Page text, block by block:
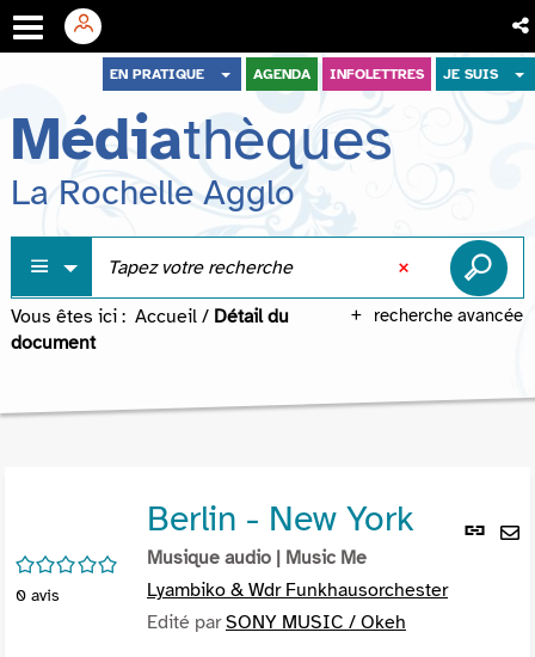
menu
contenu
recherche
EN PRATIQUE AGENDA INFOLETTRES JE SUIS
Médiathèques
La Rochelle Agglo
recherche avancée
Vous êtes ici : Accueil / Détail du
document
Lien
/5
0 avis
Berlin - New York
Musique audio | Music Me
Lyambiko & Wdr Funkhausorchester
Edité parSONY MUSIC / Okeh